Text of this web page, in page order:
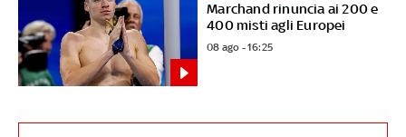
Marchand rinuncia ai 200 e
400 misti agli Europei
08 ago - 16:25